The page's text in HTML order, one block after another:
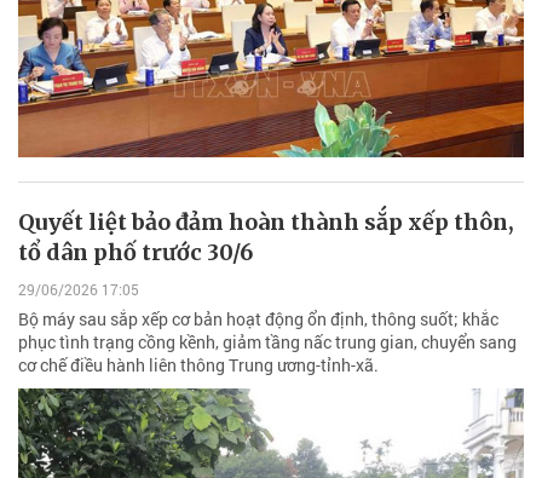
Quyết liệt bảo đảm hoàn thành sắp xếp thôn,
tổ dân phố trước 30/6
29/06/2026 17:05
Bộ máy sau sắp xếp cơ bản hoạt động ổn định, thông suốt; khắc
phục tình trạng cồng kềnh, giảm tầng nấc trung gian, chuyển sang
cơ chế điều hành liên thông Trung ương-tỉnh-xã.